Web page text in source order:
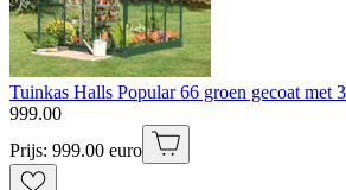
Tuinkas Halls Popular 66 groen gecoat met
999.00
Prijs: 999.00 euro